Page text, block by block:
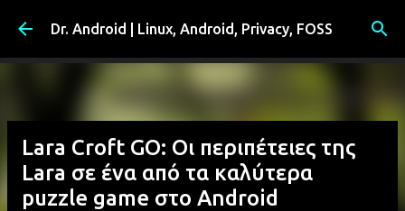
Μετάβαση στο κύριο περιεχόμενο
Dr. Android | Linux, Android, Privacy, FOSS
Lara Croft GO: Οι περιπέτειες της
Lara σε ένα από τα καλύτερα
puzzle game στο Android